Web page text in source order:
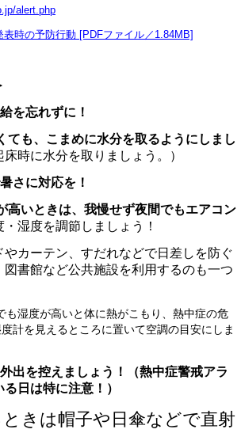
alert.php
時の予防行動 [PDFファイル／1.84MB]
を忘れずに！
ても、こまめに水分を取るようにしまし
床時に水分を取りましょう。）
さに対応を！
高いときは、我慢せず夜間でもエアコン
・湿度を調節しましょう！
テン、すだれなどで日差しを防ぐ
図書館など公共施設を利用するのも一つ
も湿度が高いと体に熱がこもり、熱中症の危
計を見えるところに置いて空調の目安にしま
出を控えましょう！（熱中症警戒アラ
日は特に注意！）
きは帽子や日傘などで直射